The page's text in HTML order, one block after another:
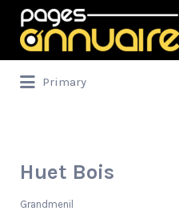
Rechercher:
Primary
Huet Bois
Grandmenil